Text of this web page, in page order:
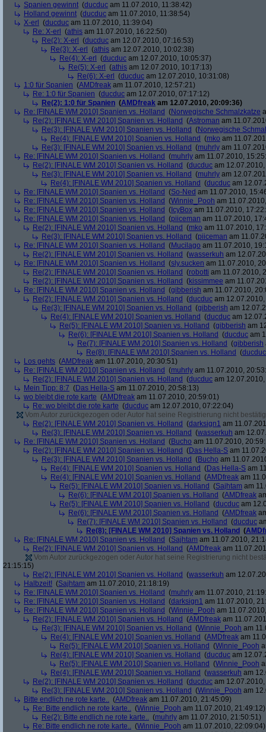
Spanien gewinnt (ducduc am 11.07.2010, 11:38:42)
Holland gewinnt (ducduc am 11.07.2010, 11:38:54)
X-erl
(ducduc am 11.07.2010, 11:39:04)
Re: X-erl
(athis am 11.07.2010, 16:22:50)
Re(2): X-erl
(ducduc am 12.07.2010, 07:16:53)
Re(3): X-erl
(athis am 12.07.2010, 10:02:38)
Re(4): X-erl
(ducduc am 12.07.2010, 10:05:37)
Re(5): X-erl
(athis am 12.07.2010, 10:17:13)
Re(6): X-erl
(ducduc am 12.07.2010, 10:31:08)
1:0 für Spanien (AMDfreak am 11.07.2010, 12:57:21)
Re: 1:0 für Spanien (ducduc am 12.07.2010, 07:17:12)
Re(2): 1:0 für Spanien (AMDfreak am 12.07.2010, 20:09:36)
Re: [FINALE WM 2010] Spanien vs. Holland (Norwegische Schmalzkatze
Re(2): [FINALE WM 2010] Spanien vs. Holland (Astroman am
Re(3): [FINALE WM 2010] Spanien vs. Holland (Norwegische
Re(4): [FINALE WM 2010] Spanien vs. Holland (mko am
Re(3): [FINALE WM 2010] Spanien vs. Holland (muhrly am
Re: [FINALE WM 2010] Spanien vs. Holland (muhrly am 11.07.2010,
Re(2): [FINALE WM 2010] Spanien vs. Holland (ducduc am
Re(3): [FINALE WM 2010] Spanien vs. Holland (muhrly am
Re(4): [FINALE WM 2010] Spanien vs. Holland (ducduc am
Re: [FINALE WM 2010] Spanien vs. Holland (So-Ned am 11.07.2010,
Re: [FINALE WM 2010] Spanien vs. Holland (Winnie_Pooh am
Re: [FINALE WM 2010] Spanien vs. Holland ( IcyBox am 11.07.2010,
Re: [FINALE WM 2010] Spanien vs. Holland (piiceman am 11.07.2010,
Re(2): [FINALE WM 2010] Spanien vs. Holland (mko am 11.07.2010,
Re(3): [FINALE WM 2010] Spanien vs. Holland (piiceman am
Re: [FINALE WM 2010] Spanien vs. Holland (Mucilago am 11.07.2010,
Re(2): [FINALE WM 2010] Spanien vs. Holland (wasserkuh am
Re: [FINALE WM 2010] Spanien vs. Holland (sly.sucken am 11.07.2010,
Re(2): [FINALE WM 2010] Spanien vs. Holland (robotti am 11.07.2010,
Re(2): [FINALE WM 2010] Spanien vs. Holland (kissimmee am
Re: [FINALE WM 2010] Spanien vs. Holland (gibberish am 11.07.2010,
Re(2): [FINALE WM 2010] Spanien vs. Holland (ducduc am
Re(3): [FINALE WM 2010] Spanien vs. Holland (gibberish am
Re(4): [FINALE WM 2010] Spanien vs. Holland (ducduc am
Re(5): [FINALE WM 2010] Spanien vs. Holland (gibberish am
Re(6): [FINALE WM 2010] Spanien vs. Holland (ducduc am
Re(7): [FINALE WM 2010] Spanien vs. Holland (gibberish
Re(8): [FINALE WM 2010] Spanien vs. Holland (ducduc
Los gehts (AMDfreak am 11.07.2010, 20:30:51)
Re: [FINALE WM 2010] Spanien vs. Holland (muhrly am 11.07.2010,
Re(2): [FINALE WM 2010] Spanien vs. Holland (ducduc am
Mein Tipp: 8:7 (Das Hella-S am 11.07.2010, 20:58:13)
wo bleibt die rote karte (AMDfreak am 11.07.2010, 20:59:01)
Re: wo bleibt die rote karte (ducduc am 12.07.2010, 07:22:04)
Vom Autor zurückgezogen oder Autor hat seine Registrierung nicht
Re(2): [FINALE WM 2010] Spanien vs. Holland (darksign1 am
Re(3): [FINALE WM 2010] Spanien vs. Holland (wasserkuh am
Re: [FINALE WM 2010] Spanien vs. Holland (Bucho am 11.07.2010,
Re(2): [FINALE WM 2010] Spanien vs. Holland (Das Hella-S am
Re(3): [FINALE WM 2010] Spanien vs. Holland (Bucho am
Re(4): [FINALE WM 2010] Spanien vs. Holland (Das Hella-S am
Re(4): [FINALE WM 2010] Spanien vs. Holland (AMDfreak am
Re(5): [FINALE WM 2010] Spanien vs. Holland (Sajhtam am
Re(6): [FINALE WM 2010] Spanien vs. Holland (AMDfreak
Re(5): [FINALE WM 2010] Spanien vs. Holland (ducduc am
Re(6): [FINALE WM 2010] Spanien vs. Holland (AMDfreak
Re(7): [FINALE WM 2010] Spanien vs. Holland (ducduc
Re(8): [FINALE WM 2010] Spanien vs. Holland (
Re: [FINALE WM 2010] Spanien vs. Holland (Sajhtam am 11.07.2010,
Re(2): [FINALE WM 2010] Spanien vs. Holland (AMDfreak am
Vom Autor zurückgezogen oder Autor hat seine Registrierung nicht
21:15:15)
Re(2): [FINALE WM 2010] Spanien vs. Holland (wasserkuh am
Halbzeit! (Sajhtam am 11.07.2010, 21:18:19)
Re: [FINALE WM 2010] Spanien vs. Holland (muhrly am 11.07.2010,
Re: [FINALE WM 2010] Spanien vs. Holland (darksign1 am 11.07.2010,
Re: [FINALE WM 2010] Spanien vs. Holland (Winnie_Pooh am
Re(2): [FINALE WM 2010] Spanien vs. Holland (AMDfreak am
Re(3): [FINALE WM 2010] Spanien vs. Holland (Winnie_Pooh am
Re(4): [FINALE WM 2010] Spanien vs. Holland (AMDfreak am
Re(5): [FINALE WM 2010] Spanien vs. Holland (Winnie_Pooh
Re(4): [FINALE WM 2010] Spanien vs. Holland (ducduc am
Re(5): [FINALE WM 2010] Spanien vs. Holland (Winnie_Pooh
Re(4): [FINALE WM 2010] Spanien vs. Holland (wasserkuh am
Re(2): [FINALE WM 2010] Spanien vs. Holland (ducduc am
Re(3): [FINALE WM 2010] Spanien vs. Holland (Winnie_Pooh am
Bitte endlich ne rote karte.. (AMDfreak am 11.07.2010, 21:45:09)
Re: Bitte endlich ne rote karte.. (Winnie_Pooh am 11.07.2010, 21:49:12)
Re(2): Bitte endlich ne rote karte.. (muhrly am 11.07.2010, 21:50:51)
Re: Bitte endlich ne rote karte.. (Winnie_Pooh am 11.07.2010, 22:09:04)